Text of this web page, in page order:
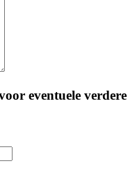
eventuele verdere